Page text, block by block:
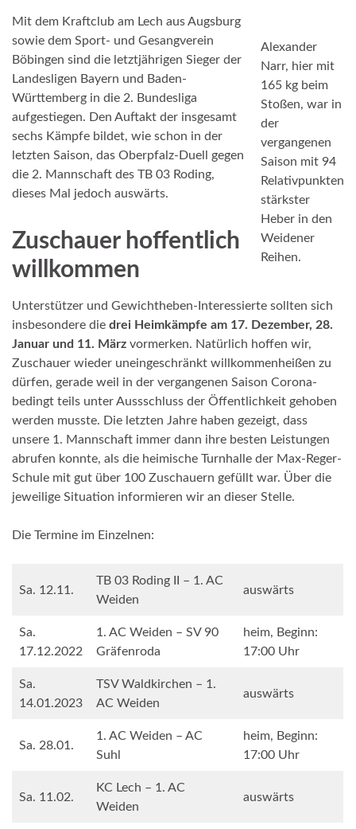
Alexander
Narr, hier mit
165 kg beim
Stoßen, war in
der
vergangenen
Saison mit 94
Relativpunkten
stärkster
Heber in den
Weidener
Reihen.
Mit dem Kraftclub am Lech aus Augsburg
sowie dem Sport- und Gesangverein
Böbingen sind die letztjährigen Sieger der
Landesligen Bayern und Baden-
Württemberg in die 2. Bundesliga
aufgestiegen. Den Auftakt der insgesamt
sechs Kämpfe bildet, wie schon in der
letzten Saison, das Oberpfalz-Duell gegen
die 2. Mannschaft des TB 03 Roding,
dieses Mal jedoch auswärts.
Zuschauer hoffentlich
willkommen
Unterstützer und Gewichtheben-Interessierte sollten sich
insbesondere die drei Heimkämpfe am 17. Dezember, 28.
Januar und 11. März vormerken. Natürlich hoffen wir,
Zuschauer wieder uneingeschränkt willkommenheißen zu
dürfen, gerade weil in der vergangenen Saison Corona-
bedingt teils unter Aussschluss der Öffentlichkeit gehoben
werden musste. Die letzten Jahre haben gezeigt, dass
unsere 1. Mannschaft immer dann ihre besten Leistungen
abrufen konnte, als die heimische Turnhalle der Max-Reger-
Schule mit gut über 100 Zuschauern gefüllt war. Über die
jeweilige Situation informieren wir an dieser Stelle.
Die Termine im Einzelnen:
Sa. 12.11.
TB 03 Roding II – 1. AC
Weiden
auswärts
Sa.
17.12.2022
1. AC Weiden – SV 90
Gräfenroda
heim, Beginn:
17:00 Uhr
Sa.
14.01.2023
TSV Waldkirchen – 1.
AC Weiden
auswärts
Sa. 28.01.
1. AC Weiden – AC
Suhl
heim, Beginn:
17:00 Uhr
Sa. 11.02.
KC Lech – 1. AC
Weiden
auswärts